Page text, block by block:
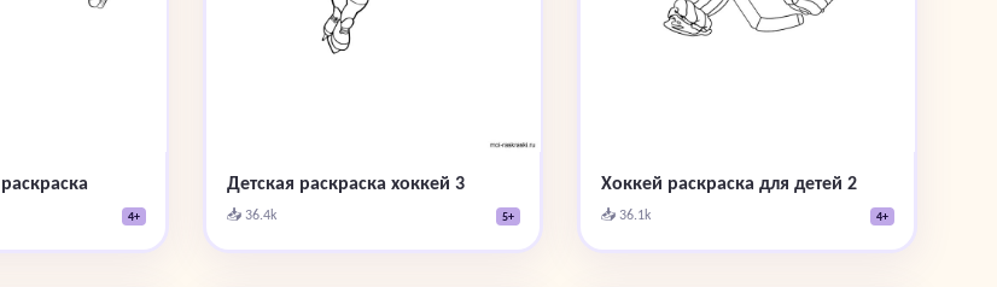
4+
Детская раскраска хоккей 3
📥 36.4k 5+
Хоккей раскраска для детей 2
📥 36.1k 4+